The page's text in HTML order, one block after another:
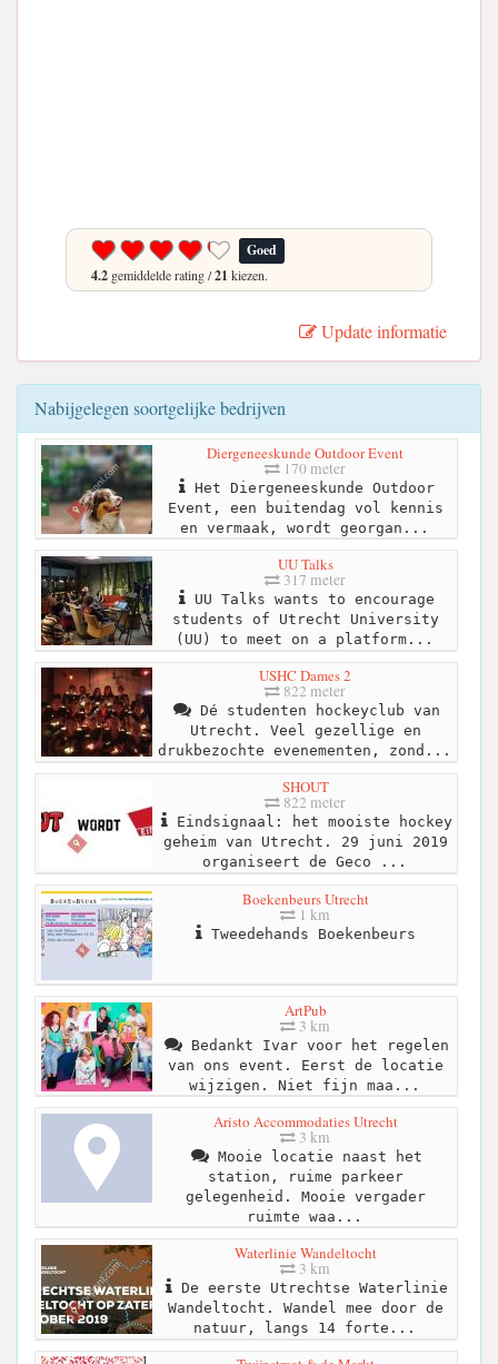
Goed
4.2 gemiddelde rating /21 kiezen.
Update informatie
Nabijgelegen soortgelijke bedrijven
Diergeneeskunde Outdoor Event
170 meter
Het Diergeneeskunde Outdoor
Event, een buitendag vol kennis
en vermaak, wordt georgan...
UU Talks
317 meter
UU Talks wants to encourage
students of Utrecht University
(UU) to meet on a platform...
USHC Dames 2
822 meter
Dé studenten hockeyclub van
Utrecht. Veel gezellige en
drukbezochte evenementen, zond...
SHOUT
822 meter
Eindsignaal: het mooiste hockey
geheim van Utrecht. 29 juni 2019
organiseert de Geco ...
Boekenbeurs Utrecht
1 km
Tweedehands Boekenbeurs
ArtPub
3 km
Bedankt Ivar voor het regelen
van ons event. Eerst de locatie
wijzigen. Niet fijn maa...
Aristo Accommodaties Utrecht
3 km
Mooie locatie naast het
station, ruime parkeer
gelegenheid. Mooie vergader
ruimte waa...
Waterlinie Wandeltocht
3 km
De eerste Utrechtse Waterlinie
Wandeltocht. Wandel mee door de
natuur, langs 14 forte...